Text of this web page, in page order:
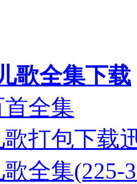
歌全集下载
全集
打包下载
全集(225-